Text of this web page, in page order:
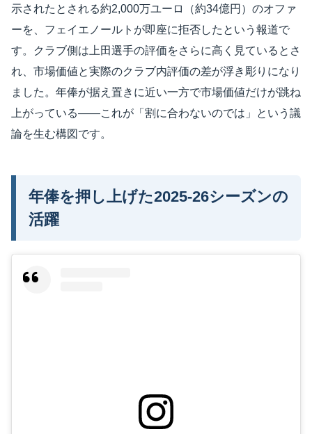
示されたとされる約2,000万ユーロ（約34億円）のオファ
ーを、フェイエノールトが即座に拒否したという報道で
す。クラブ側は上田選手の評価をさらに高く見ているとさ
れ、市場価値と実際のクラブ内評価の差が浮き彫りになり
ました。年俸が据え置きに近い一方で市場価値だけが跳ね
上がっている——これが「割に合わないのでは」という議
論を生む構図です。
年俸を押し上げた2025-26シーズンの
活躍